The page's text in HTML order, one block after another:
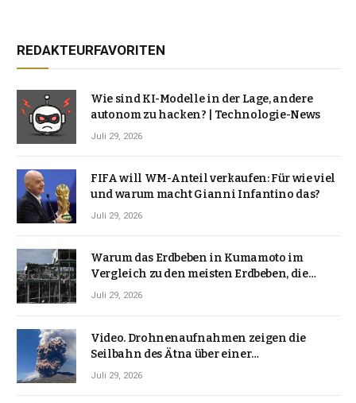
REDAKTEURFAVORITEN
Wie sind KI-Modelle in der Lage, andere
autonom zu hacken? | Technologie-News
Juli 29, 2026
FIFA will WM-Anteil verkaufen: Für wie viel
und warum macht Gianni Infantino das?
Juli 29, 2026
Warum das Erdbeben in Kumamoto im
Vergleich zu den meisten Erdbeben, die
Japan erschütterten, ungewöhnlich ist
Juli 29, 2026
Video. Drohnenaufnahmen zeigen die
Seilbahn des Ätna über einer
Vulkanlandschaft
Juli 29, 2026